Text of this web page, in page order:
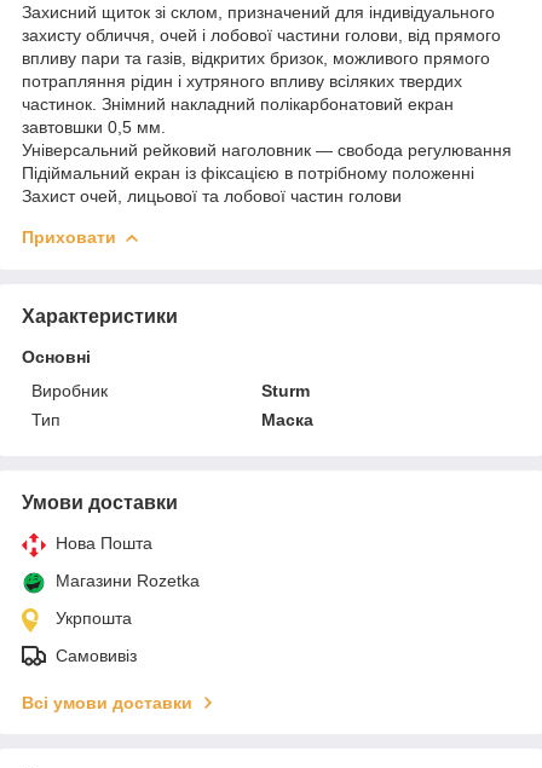
Захисний щиток зі склом, призначений для індивідуального
захисту обличчя, очей і лобової частини голови, від прямого
впливу пари та газів, відкритих бризок, можливого прямого
потрапляння рідин і хутряного впливу всіляких твердих
частинок. Знімний накладний полікарбонатовий екран
завтовшки 0,5 мм.
Універсальний рейковий наголовник — свобода регулювання
Підіймальний екран із фіксацією в потрібному положенні
Захист очей, лицьової та лобової частин голови
Приховати
Характеристики
Основні
Виробник
Sturm
Тип
Маска
Умови доставки
Нова Пошта
Магазини Rozetka
Укрпошта
Самовивіз
Всі умови доставки